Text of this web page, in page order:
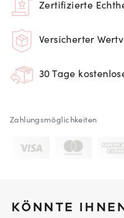
Zertifizierte
Versicherter
30 Tage
Zahlungsmöglichkeiten
KÖNNTE